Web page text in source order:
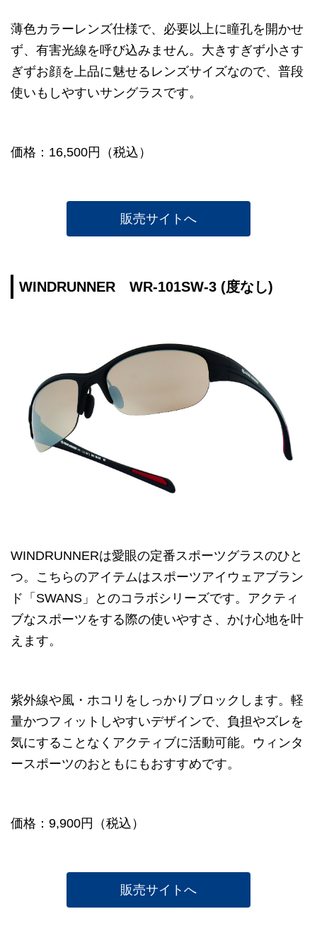
薄色カラーレンズ仕様で、必要以上に瞳孔を開かせ
ず、有害光線を呼び込みません。大きすぎず小さす
ぎずお顔を上品に魅せるレンズサイズなので、普段
使いもしやすいサングラスです。
価格：16,500円（税込）
販売サイトへ
WINDRUNNER WR-101SW-3 (度なし)
WINDRUNNERは愛眼の定番スポーツグラスのひと
つ。こちらのアイテムはスポーツアイウェアブラン
ド「SWANS」とのコラボシリーズです。アクティ
ブなスポーツをする際の使いやすさ、かけ心地を叶
えます。
紫外線や風・ホコリをしっかりブロックします。軽
量かつフィットしやすいデザインで、負担やズレを
気にすることなくアクティブに活動可能。ウィンタ
ースポーツのおともにもおすすめです。
価格：9,900円（税込）
販売サイトへ